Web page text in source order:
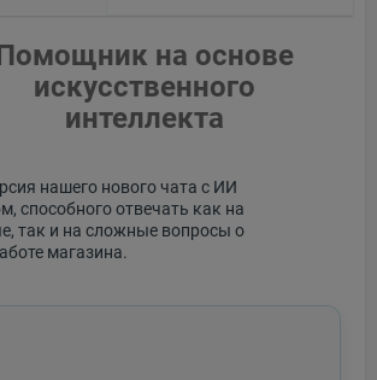
на основе
искусственного
интеллекта
нашего нового чата с ИИ
способного отвечать как на
так и на сложные вопросы о
магазина.